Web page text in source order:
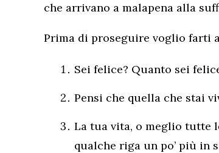
che arrivano a malapena alla
Prima di proseguire voglio farti
Sei felice? Quanto sei
Pensi che quella che stai
La tua vita, o meglio tutte
qualche riga un po’ più in